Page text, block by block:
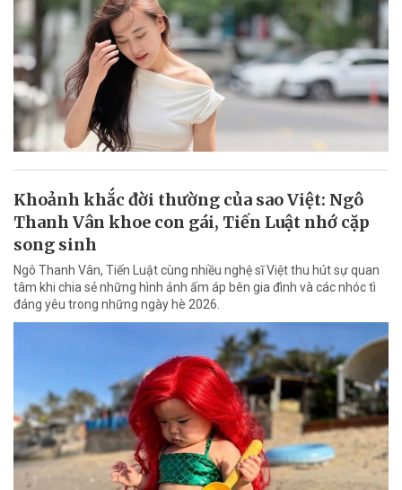
Khoảnh khắc đời thường của sao Việt: Ngô
Thanh Vân khoe con gái, Tiến Luật nhớ cặp
song sinh
Ngô Thanh Vân, Tiến Luật cùng nhiều nghệ sĩ Việt thu hút sự quan
tâm khi chia sẻ những hình ảnh ấm áp bên gia đình và các nhóc tì
đáng yêu trong những ngày hè 2026.